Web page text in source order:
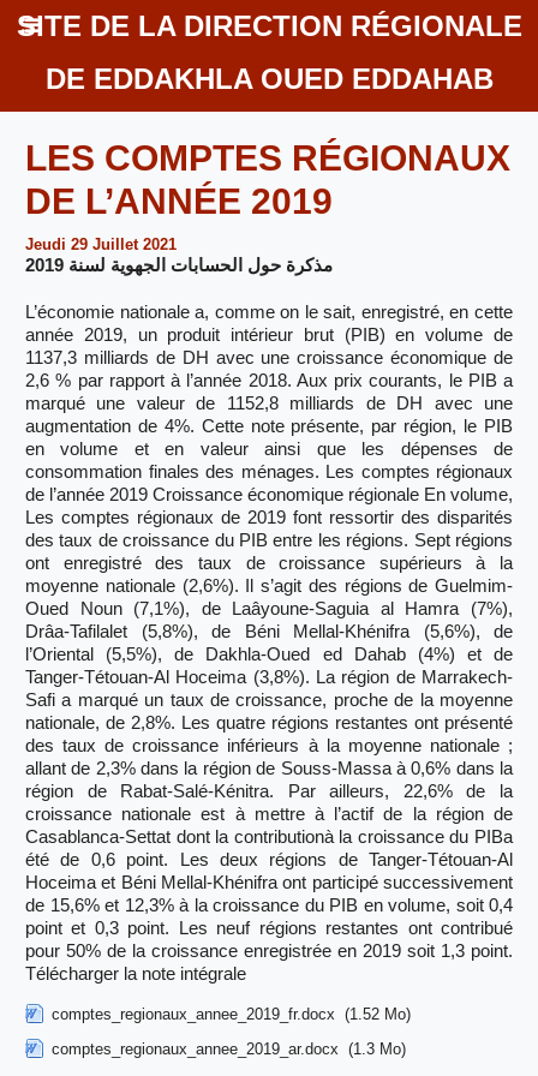
SITE DE LA DIRECTION RÉGIONALE
DE EDDAKHLA OUED EDDAHAB
LES COMPTES RÉGIONAUX
DE L’ANNÉE 2019
Jeudi 29 Juillet 2021
مذكرة حول الحسابات الجهوية لسنة 2019
L’économie nationale a, comme on le sait, enregistré, en cette
année 2019, un produit intérieur brut (PIB) en volume de
1137,3 milliards de DH avec une croissance économique de
2,6 % par rapport à l’année 2018. Aux prix courants, le PIB a
marqué une valeur de 1152,8 milliards de DH avec une
augmentation de 4%. Cette note présente, par région, le PIB
en volume et en valeur ainsi que les dépenses de
consommation finales des ménages. Les comptes régionaux
de l’année 2019 Croissance économique régionale En volume,
Les comptes régionaux de 2019 font ressortir des disparités
des taux de croissance du PIB entre les régions. Sept régions
ont enregistré des taux de croissance supérieurs à la
moyenne nationale (2,6%). Il s’agit des régions de Guelmim-
Oued Noun (7,1%), de Laâyoune-Saguia al Hamra (7%),
Drâa-Tafilalet (5,8%), de Béni Mellal-Khénifra (5,6%), de
l’Oriental (5,5%), de Dakhla-Oued ed Dahab (4%) et de
Tanger-Tétouan-Al Hoceima (3,8%). La région de Marrakech-
Safi a marqué un taux de croissance, proche de la moyenne
nationale, de 2,8%. Les quatre régions restantes ont présenté
des taux de croissance inférieurs à la moyenne nationale ;
allant de 2,3% dans la région de Souss-Massa à 0,6% dans la
région de Rabat-Salé-Kénitra. Par ailleurs, 22,6% de la
croissance nationale est à mettre à l’actif de la région de
Casablanca-Settat dont la contributionà la croissance du PIBa
été de 0,6 point. Les deux régions de Tanger-Tétouan-Al
Hoceima et Béni Mellal-Khénifra ont participé successivement
de 15,6% et 12,3% à la croissance du PIB en volume, soit 0,4
point et 0,3 point. Les neuf régions restantes ont contribué
pour 50% de la croissance enregistrée en 2019 soit 1,3 point.
Télécharger la note intégrale
comptes_regionaux_annee_2019_fr.docx (1.52 Mo)
comptes_regionaux_annee_2019_ar.docx (1.3 Mo)